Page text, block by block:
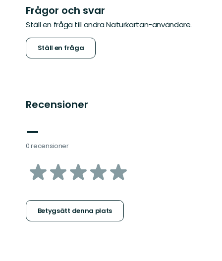
Frågor och svar
Ställ en fråga till andra Naturkartan-användare.
Ställ en fråga
Recensioner
—
0 recensioner
av
stjärnor
Betygsätt denna plats